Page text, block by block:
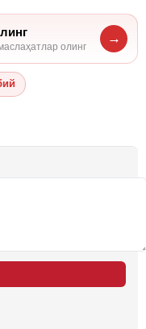
олинг
→